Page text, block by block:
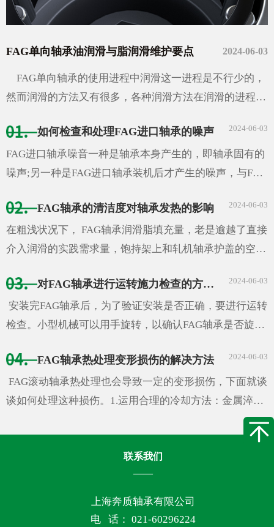
2024-06-03
FAG单向轴承油润滑与脂润滑维护要点
FAG单向轴承的使用进程中润滑这一进程是不行少的，
然而润滑的方法又有很多，各种润滑方法在润滑的进程中
2024-06-03
如何检查和处理FAG进口轴承的噪声
FAG进口轴承噪音一种是轴承本身产生的，即轴承固有的
噪声;另一种是FAG进口轴承装机后才产生的噪声，与FAG
据轴承滚动声检查与处理问题。a)固有噪声：...
2024-06-03
FAG轴承的清洁度对轴承发热的影响
在粗浅状况下， FAG轴承润滑脂填充量，老是逾越了直接
介入润滑的实践需求量，饱持架上和轧机轴承护盖的空腔
剩下润滑脂的阻力，轴承温度很快上升。尽管大部分...
2024-06-03
对FAG轴承进行运转施力检查的方法步骤
安装完FAG轴承后，为了验证安装是否正确，要进行运转
检查。小型机械可以用手旋转，以确认FAG轴承是否旋转
畅，因安装不良，安装座加工不良而产生...
2024-06-03
FAG轴承热处理变形损伤的解决方法
FAG滚动轴承热处理也会导致一定的变形损伤，下面就谈
谈如何处理这种损伤。1.运用合理的冷却方法：金属淬火
后冷却过程对变形的影响也是很重要的一个变形原因。热
联系我们
上海奔质轴承有限公司
电 话： 021-60296224